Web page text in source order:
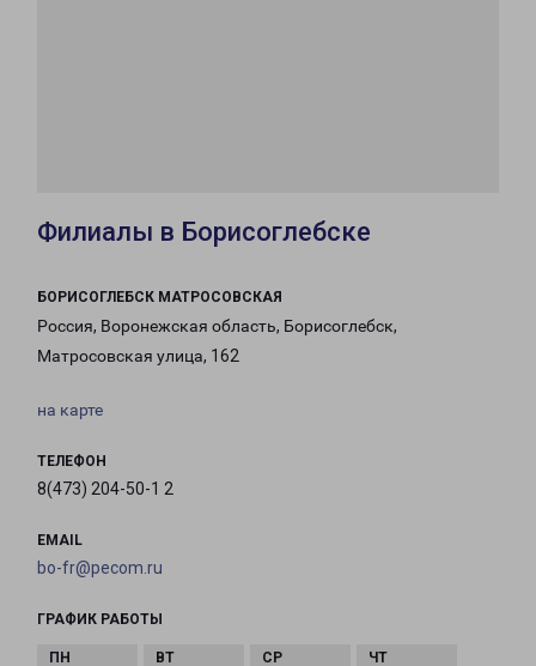
Филиалы в Борисоглебске
БОРИСОГЛЕБСК МАТРОСОВСКАЯ
Россия, Воронежская область, Борисоглебск,
Матросовская улица, 162
на карте
ТЕЛЕФОН
8(473) 204-50-1 2
EMAIL
bo-fr@pecom.ru
ГРАФИК РАБОТЫ